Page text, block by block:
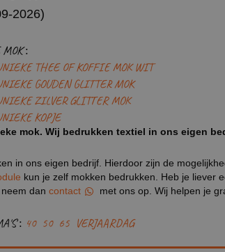
2026)
:
THEE OF KOFFIE MOK WIT
GOUDEN GLITTER MOK
ZILVER GLITTER MOK
KOPJE
mok. Wij bedrukken textiel in ons eigen
in ons eigen bedrijf. Hierdoor zijn de
kun je zelf mokken bedrukken. Heb je liever
dan contact
met ons op. Wij helpen je
: 40 50 65 VERJAARDAG